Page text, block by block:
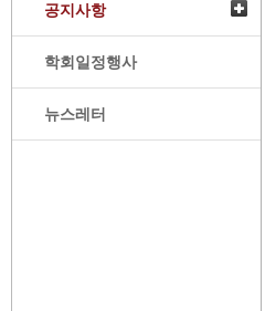
공지사항
학회일정행사
뉴스레터